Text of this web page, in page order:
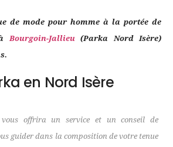
en Nord Isère
vous offrira un service et un conseil de
guider dans la composition de votre tenue
de mode pour homme à la portée de
àBourgoin-Jallieu(Parka Nord Isère)